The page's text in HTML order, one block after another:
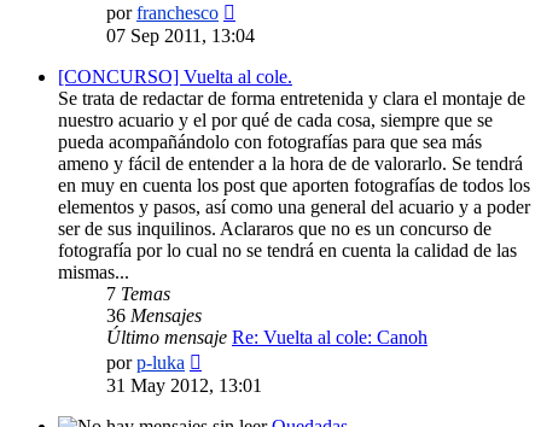
porfranchesco
último
07 Sep 2011, 13:04
[CONCURSO] Vuelta al cole.
Se trata de redactar de forma entretenida y clara el montaje de
nuestro acuario y el por qué de cada cosa, siempre que se
pueda acompañándolo con fotografías para que sea más
ameno y fácil de entender a la hora de de valorarlo. Se tendrá
en muy en cuenta los post que aporten fotografías de todos los
elementos y pasos, así como una general del acuario y a poder
ser de sus inquilinos. Aclararos que no es un concurso de
fotografía por lo cual no se tendrá en cuenta la calidad de las
mismas...
7 Temas
36 Mensajes
Último mensaje Re: Vuelta al cole: Canoh
porp-luka
último
mensaje
31 May 2012, 13:01